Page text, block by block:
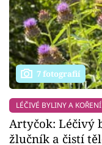
7 fotografií
LÉČIVÉ BYLINY A KOŘENÍ
Artyčok: Léčivý
žlučník a čistí